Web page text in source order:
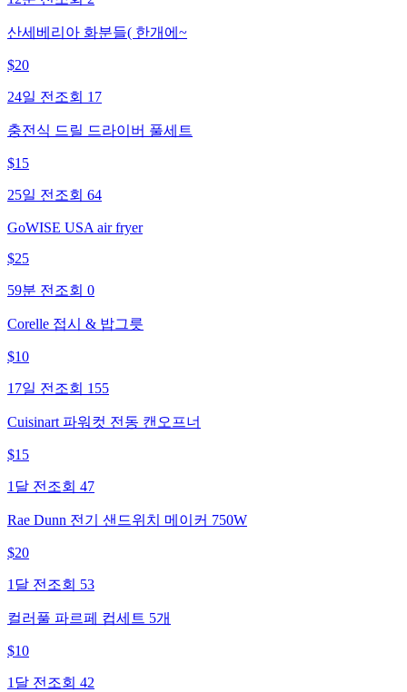
산세베리아 화분들( 한개에~
$20
24일 전 조회 17
충전식 드릴 드라이버 풀세트
$15
25일 전 조회 64
GoWISE USA air fryer
$25
59분 전 조회 0
Corelle 접시 & 밥그릇
$10
17일 전 조회 155
Cuisinart 파워컷 전동 캔오프너
$15
1달 전 조회 47
Rae Dunn 전기 샌드위치 메이커 750W
$20
1달 전 조회 53
컬러풀 파르페 컵세트 5개
$10
1달 전 조회 42